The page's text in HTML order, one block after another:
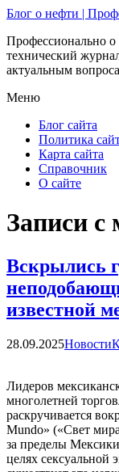
Блог о нефти |
Профессионально
технический
актуальным
Меню
Блог сайта
Политика
Карта сайта
Справочник
О сайте
Записи
Вскрылись
известной
28.09.2025Новости
Лидеров
многолетней
раскручивается
Mundo» («Свет
за пределы
целях сексуальной